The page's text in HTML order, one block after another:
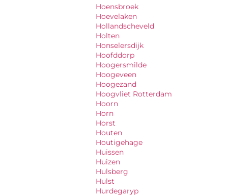
Hoensbroek
Hoevelaken
Hollandscheveld
Holten
Honselersdijk
Hoofddorp
Hoogersmilde
Hoogeveen
Hoogezand
Hoogvliet Rotterdam
Hoorn
Horn
Horst
Houten
Houtigehage
Huissen
Huizen
Hulsberg
Hulst
Hurdegaryp